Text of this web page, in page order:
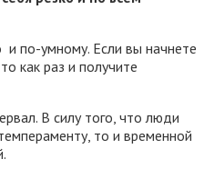
и по-умному. Если вы начнете
как раз и получите
В силу того, что люди
то и временной